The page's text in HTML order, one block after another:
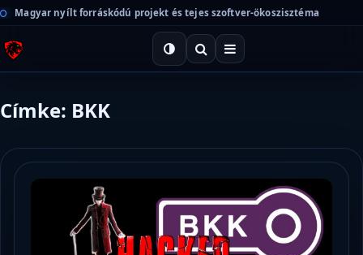
Magyar nyílt forráskódú projekt és tejes szoftver-ökoszisztéma
Címke: BKK